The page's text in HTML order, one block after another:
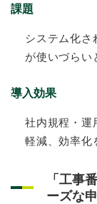
課題
システム化さ
が使いづらい
導入効果
社内規程・運
軽減、効率化
「工事
ーズな